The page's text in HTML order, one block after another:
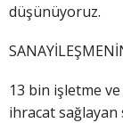
düşünüyoruz.
13 bin işletme
ihracat